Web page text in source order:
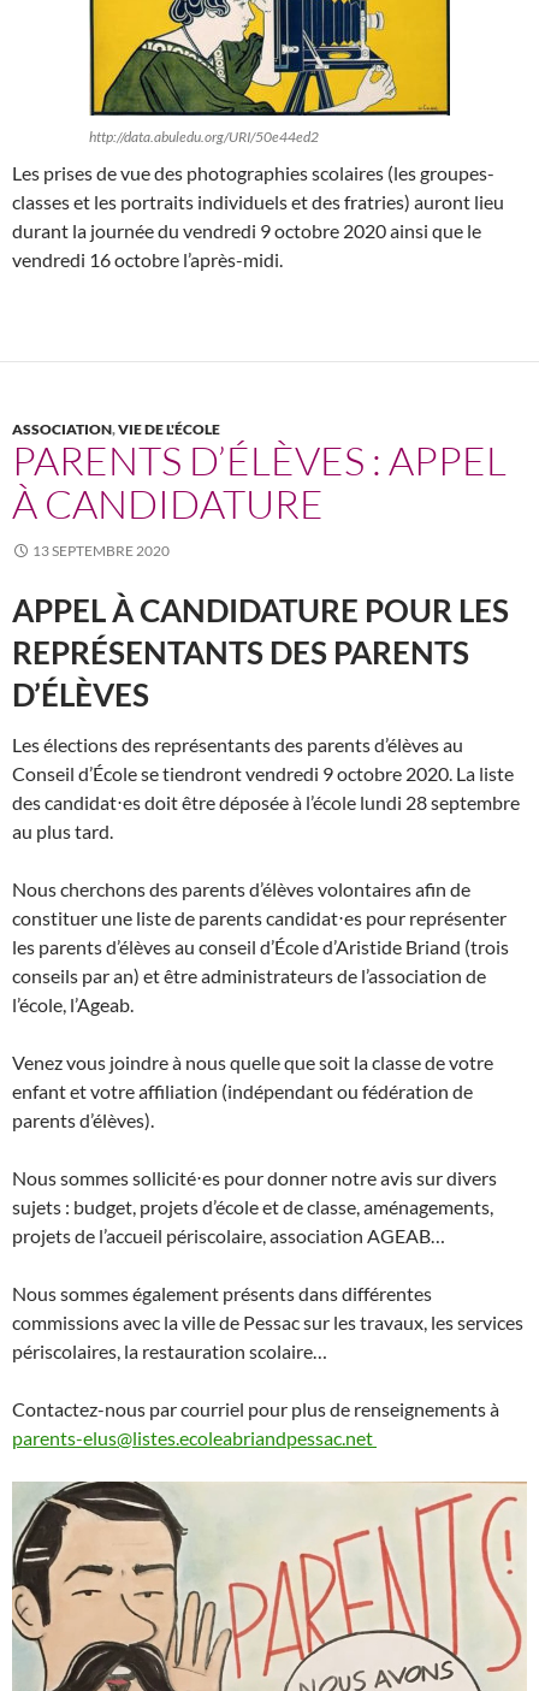
http://data.abuledu.org/URI/50e44ed2
Les prises de vue des photographies scolaires (les groupes-
classes et les portraits individuels et des fratries) auront lieu
durant la journée du vendredi 9 octobre 2020 ainsi que le
vendredi 16 octobre l’après-midi.
ASSOCIATION,VIE DE L'ÉCOLE
PARENTS D’ÉLÈVES : APPEL
À CANDIDATURE
13 SEPTEMBRE 2020
APPEL À CANDIDATURE POUR LES
REPRÉSENTANTS DES PARENTS
D’ÉLÈVES
Les élections des représentants des parents d’élèves au
Conseil d’École se tiendront vendredi 9 octobre 2020. La liste
des candidat⋅es doit être déposée à l’école lundi 28 septembre
au plus tard.
Nous cherchons des parents d’élèves volontaires afin de
constituer une liste de parents candidat⋅es pour représenter
les parents d’élèves au conseil d’École d’Aristide Briand (trois
conseils par an) et être administrateurs de l’association de
l’école, l’Ageab.
Venez vous joindre à nous quelle que soit la classe de votre
enfant et votre affiliation (indépendant ou fédération de
parents d’élèves).
Nous sommes sollicité⋅es pour donner notre avis sur divers
sujets : budget, projets d’école et de classe, aménagements,
projets de l’accueil périscolaire, association AGEAB…
Nous sommes également présents dans différentes
commissions avec la ville de Pessac sur les travaux, les services
périscolaires, la restauration scolaire…
Contactez-nous par courriel pour plus de renseignements à
parents-elus@listes.ecoleabriandpessac.net